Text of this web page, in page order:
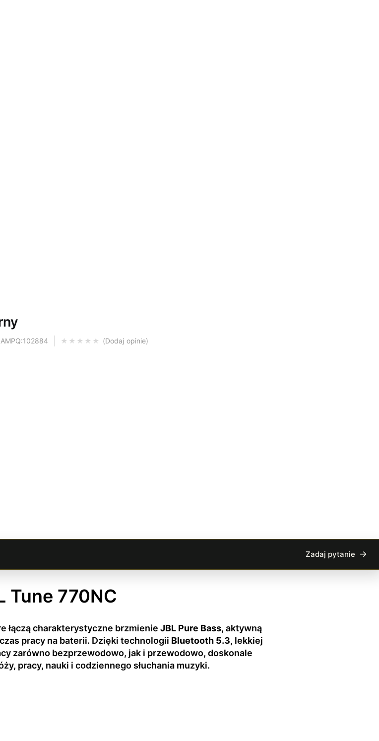
Dodaj opinie
Zadaj pytanie
Tune 770NC
łączą charakterystyczne brzmienie JBL Pure Bass, aktywną
pracy na baterii. Dzięki technologii Bluetooth 5.3, lekkiej
zarówno bezprzewodowo, jak i przewodowo, doskonale
pracy, nauki i codziennego słuchania muzyki.